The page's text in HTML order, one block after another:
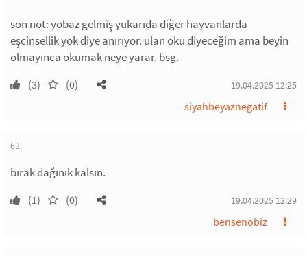
son not: yobaz gelmiş yukarıda diğer hayvanlarda
eşcinsellik yok diye anırıyor. ulan oku diyeceğim ama beyin
olmayınca okumak neye yarar. bsg.
(3) (0) 19.04.2025 12:25
siyahbeyaznegatif
63.
bırak dağınık kalsın.
(1) (0) 19.04.2025 12:29
bensenobiz